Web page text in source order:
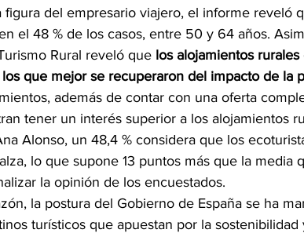
figura del empresario viajero, el informe reveló
el 48 % de los casos, entre 50 y 64 años.
Rural reveló que los alojamientos
que mejor se recuperaron del impacto de la
además de contar con una oferta
tener un interés superior a los alojamientos
Alonso, un 48,4 % considera que los
lo que supone 13 puntos más que la media
la opinión de los encuestados.
la postura del Gobierno de España se ha
turísticos que apuestan por la